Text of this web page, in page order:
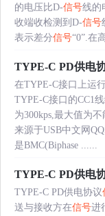
的电压比D-信号线的
收端收检测到D-信号
表示差分信号“0”.在
TYPE-C PD供电
在TYPE-C接口上运
TYPE-C接口的CC1
为300kps,最大值为
来源于USB中文网
是BMC(Biphase ......
TYPE-C PD供电
TYPE-C PD供电协议
送与接收方在信号进